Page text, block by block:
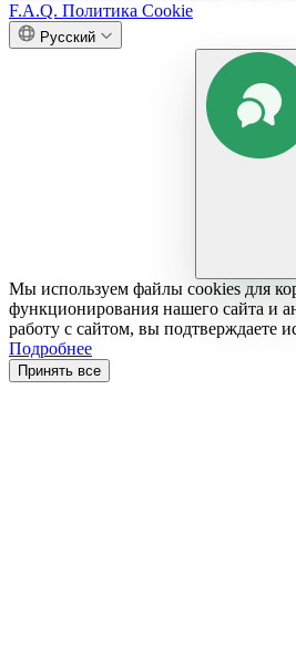
F.A.Q. Политика Cookie
Русский
Мы используем файлы cookies для
функционирования нашего сайта и
работу с сайтом, вы подтверждаете
Подробнее
Принять все